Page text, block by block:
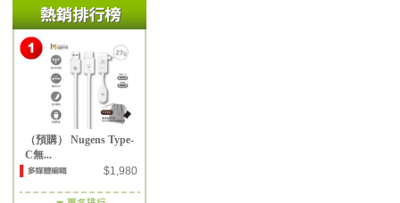
（預購） Nugens Type-
C無...
$1,980